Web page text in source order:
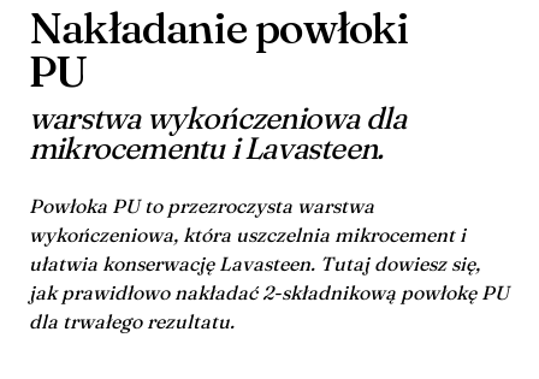
Nakładanie powłoki
PU
warstwa wykończeniowa dla
mikrocementu i Lavasteen.
Powłoka PU to przezroczysta warstwa
wykończeniowa, która uszczelnia mikrocement i
ułatwia konserwację Lavasteen. Tutaj dowiesz się,
jak prawidłowo nakładać 2-składnikową powłokę PU
dla trwałego rezultatu.